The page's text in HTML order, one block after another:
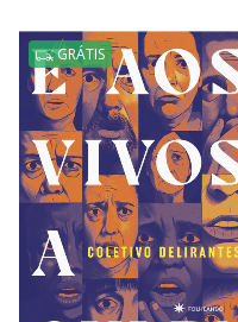
GRÁTIS